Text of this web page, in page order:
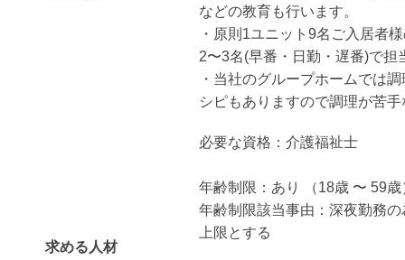
などの教育も行います。
・原則1ユニット9名ご入居者
2〜3名(早番・日勤・遅番)で担
・当社のグループホームでは
シピもありますので調理が苦
求める人材
必要な資格：介護福祉士
年齢制限：あり （18歳 〜 59歳
年齢制限該当事由：深夜勤務
上限とする